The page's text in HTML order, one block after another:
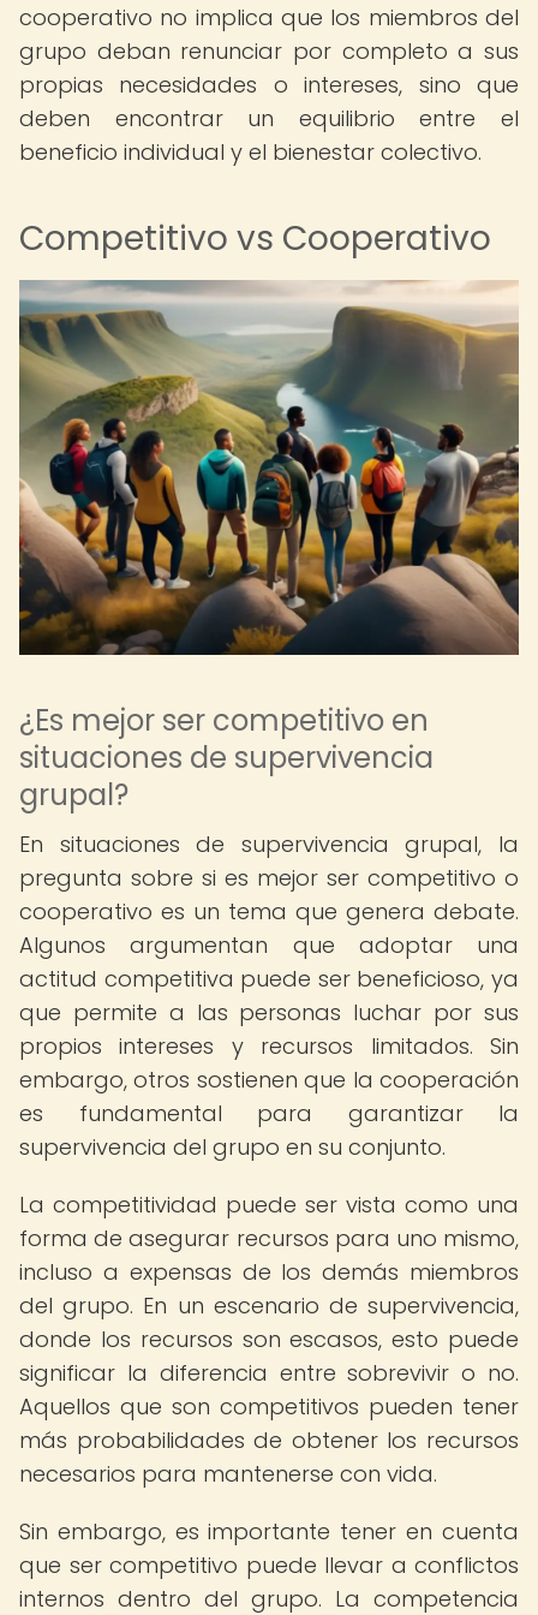
cooperativo no implica que los miembros del
grupo deban renunciar por completo a sus
propias necesidades o intereses, sino que
deben encontrar un equilibrio entre el
beneficio individual y el bienestar colectivo.
Competitivo vs Cooperativo
¿Es mejor ser competitivo en
situaciones de supervivencia
grupal?
En situaciones de supervivencia grupal, la
pregunta sobre si es mejor ser competitivo o
cooperativo es un tema que genera debate.
Algunos argumentan que adoptar una
actitud competitiva puede ser beneficioso, ya
que permite a las personas luchar por sus
propios intereses y recursos limitados. Sin
embargo, otros sostienen que la cooperación
es fundamental para garantizar la
supervivencia del grupo en su conjunto.
La competitividad puede ser vista como una
forma de asegurar recursos para uno mismo,
incluso a expensas de los demás miembros
del grupo. En un escenario de supervivencia,
donde los recursos son escasos, esto puede
significar la diferencia entre sobrevivir o no.
Aquellos que son competitivos pueden tener
más probabilidades de obtener los recursos
necesarios para mantenerse con vida.
Sin embargo, es importante tener en cuenta
que ser competitivo puede llevar a conflictos
internos dentro del grupo. La competencia